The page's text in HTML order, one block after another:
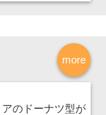
more
アのドーナツ型が